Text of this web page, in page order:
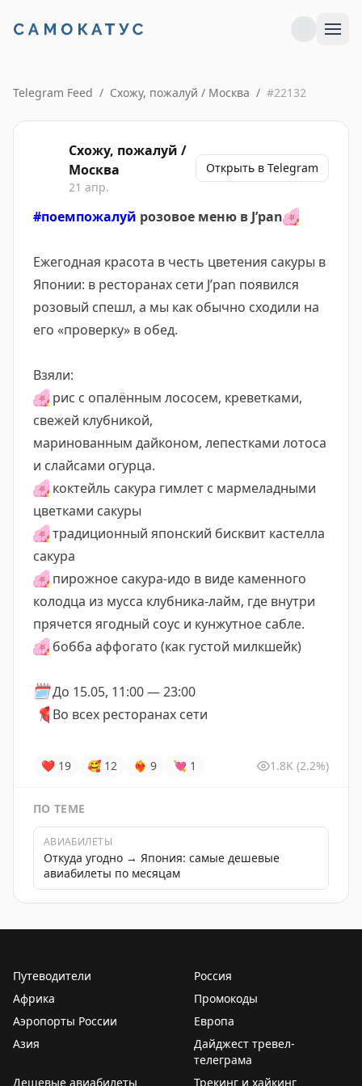
Telegram Feed / Схожу, пожалуй / Москва / #22132
Схожу, пожалуй /
Москва
21 апр.
Открыть в Telegram
#поемпожалуй розовое меню в J’pan🌸
Ежегодная красота в честь цветения сакуры в
Японии: в ресторанах сети J’pan появился
розовый спешл, а мы как обычно сходили на
его «проверку» в обед.
Взяли:
🌸 рис с опалённым лососем, креветками,
свежей клубникой,
маринованным дайконом, лепестками лотоса
и слайсами огурца.
🌸 коктейль сакура гимлет с мармеладными
цветками сакуры
🌸традиционный японский бисквит кастелла
сакура
🌸 пирожное сакура-идо в виде каменного
колодца из мусса клубника-лайм, где внутри
прячется ягодный соус и кунжутное сабле.
🌸 бобба аффогато (как густой милкшейк)
🗓️До 15.05, 11:00 — 23:00
📍 Во всех ресторанах сети
❤ 19 🥰 12 ❤‍🔥 9 💘 1 1.8K (2.2%)
ПО ТЕМЕ
АВИАБИЛЕТЫ
Откуда угодно → Япония: самые дешевые
авиабилеты по месяцам
Путеводители
Россия
Африка
Промокоды
Аэропорты России
Европа
Азия
Дайджест тревел-
телеграма
Дешевые авиабилеты
Трекинг и хайкинг